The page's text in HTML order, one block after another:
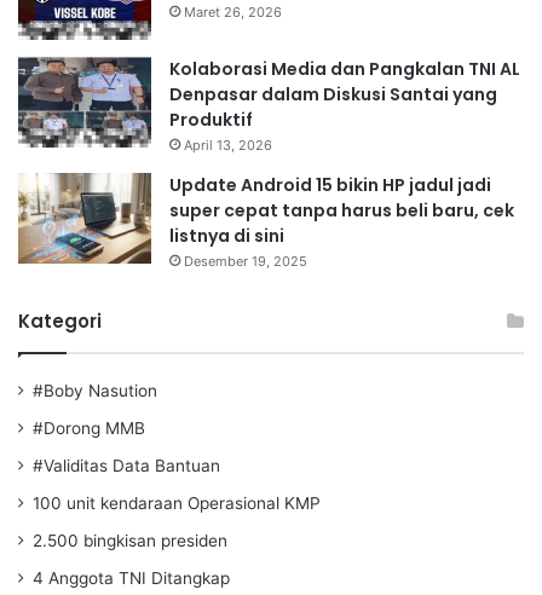
Maret 26, 2026
Kolaborasi Media dan Pangkalan TNI AL
Denpasar dalam Diskusi Santai yang
Produktif
April 13, 2026
Update Android 15 bikin HP jadul jadi
super cepat tanpa harus beli baru, cek
listnya di sini
Desember 19, 2025
Kategori
#Boby Nasution
#Dorong MMB
#Validitas Data Bantuan
100 unit kendaraan Operasional KMP
2.500 bingkisan presiden
4 Anggota TNI Ditangkap